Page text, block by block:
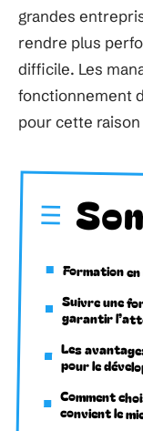
grandes
rendre plus
difficile. Les
fonctionnement
pour cette
Formation en
Suivre une
garantir
Les
pour le
Comment
convient le